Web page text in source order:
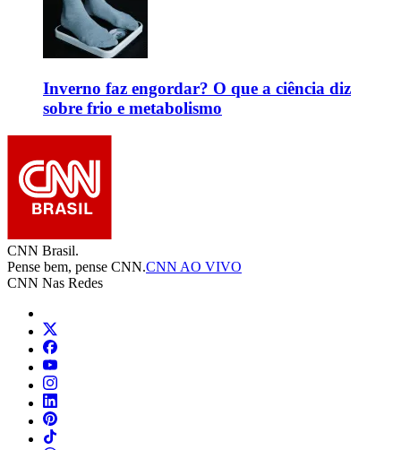
Inverno faz engordar? O que a ciência diz
sobre frio e metabolismo
CNN Brasil.
Pense bem, pense CNN.CNN AO VIVO
CNN Nas Redes